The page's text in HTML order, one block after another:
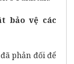
bảo vệ các
phản đối để